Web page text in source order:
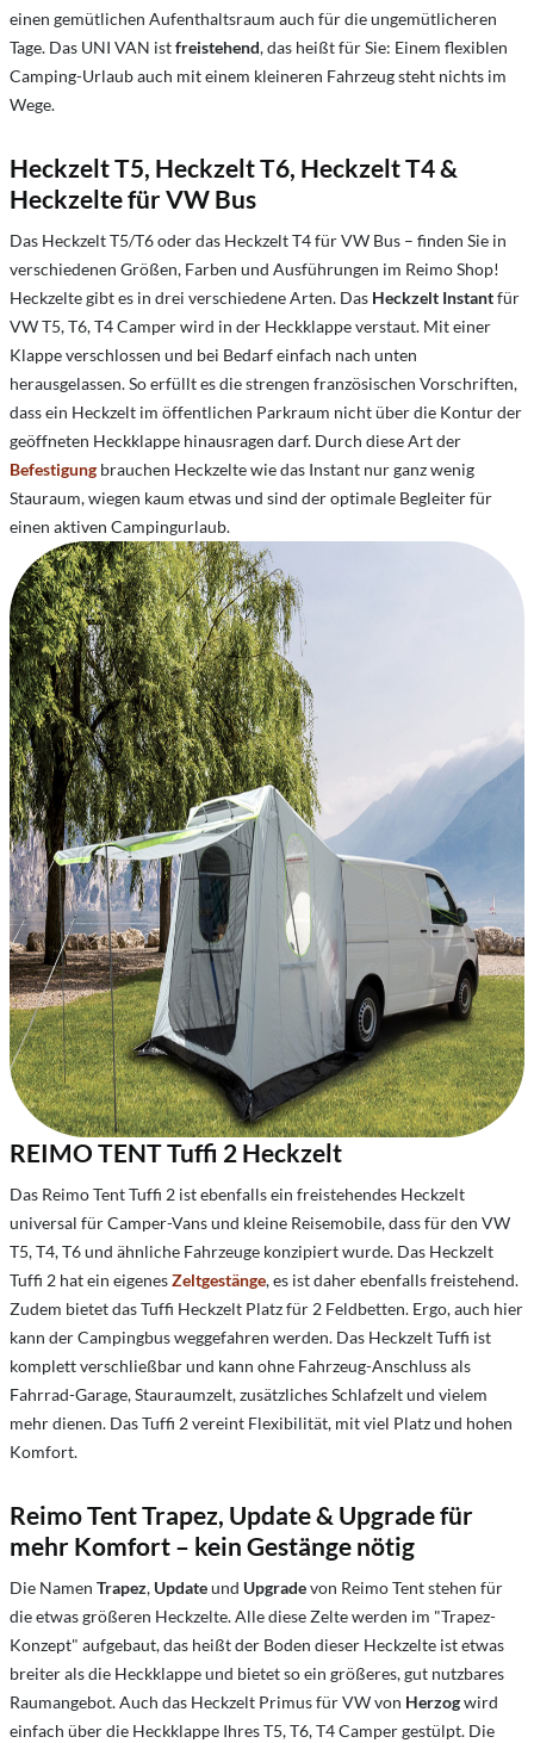
einen gemütlichen Aufenthaltsraum auch für die ungemütlicheren
Tage. Das UNI VAN istfreistehend, das heißt für Sie: Einem flexiblen
Camping-Urlaub auch mit einem kleineren Fahrzeug steht nichts im
Wege.
Heckzelt T5, Heckzelt T6, Heckzelt T4 &
Heckzelte für VW Bus
Das Heckzelt T5/T6 oder das Heckzelt T4 für VW Bus – finden Sie in
verschiedenen Größen, Farben und Ausführungen im Reimo Shop!
Heckzelte gibt es in drei verschiedene Arten. Das Heckzelt Instantfür
VW T5, T6, T4 Camper wird in der Heckklappe verstaut. Mit einer
Klappe verschlossen und bei Bedarf einfach nach unten
herausgelassen. So erfüllt es die strengen französischen Vorschriften,
dass ein Heckzelt im öffentlichen Parkraum nicht über die Kontur der
geöffneten Heckklappe hinausragen darf. Durch diese Art der
Befestigung brauchen Heckzelte wie das Instant nur ganz wenig
Stauraum, wiegen kaum etwas und sind der optimale Begleiter für
einen aktiven Campingurlaub.
REIMO TENT Tuffi 2 Heckzelt
Das Reimo Tent Tuffi 2 ist ebenfalls ein freistehendes Heckzelt
universal für Camper-Vans und kleine Reisemobile, dass für den VW
T5, T4, T6 und ähnliche Fahrzeuge konzipiert wurde. Das Heckzelt
Tuffi 2 hat ein eigenesZeltgestänge, es ist daher ebenfalls freistehend.
Zudem bietet das Tuffi Heckzelt Platz für 2 Feldbetten. Ergo, auch hier
kann der Campingbus weggefahren werden. Das Heckzelt Tuffi ist
komplett verschließbar und kann ohne Fahrzeug-Anschluss als
Fahrrad-Garage, Stauraumzelt, zusätzliches Schlafzelt und vielem
mehr dienen. Das Tuffi 2 vereint Flexibilität, mit viel Platz und hohen
Komfort.
Reimo Tent Trapez, Update & Upgrade für
mehr Komfort – kein Gestänge nötig
Die Namen Trapez, Updateund Upgradevon Reimo Tent stehen für
die etwas größeren Heckzelte. Alle diese Zelte werden im "Trapez-
Konzept" aufgebaut, das heißt der Boden dieser Heckzelte ist etwas
breiter als die Heckklappe und bietet so ein größeres, gut nutzbares
Raumangebot. Auch das Heckzelt Primus für VW von Herzogwird
einfach über die Heckklappe Ihres T5, T6, T4 Camper gestülpt. Die